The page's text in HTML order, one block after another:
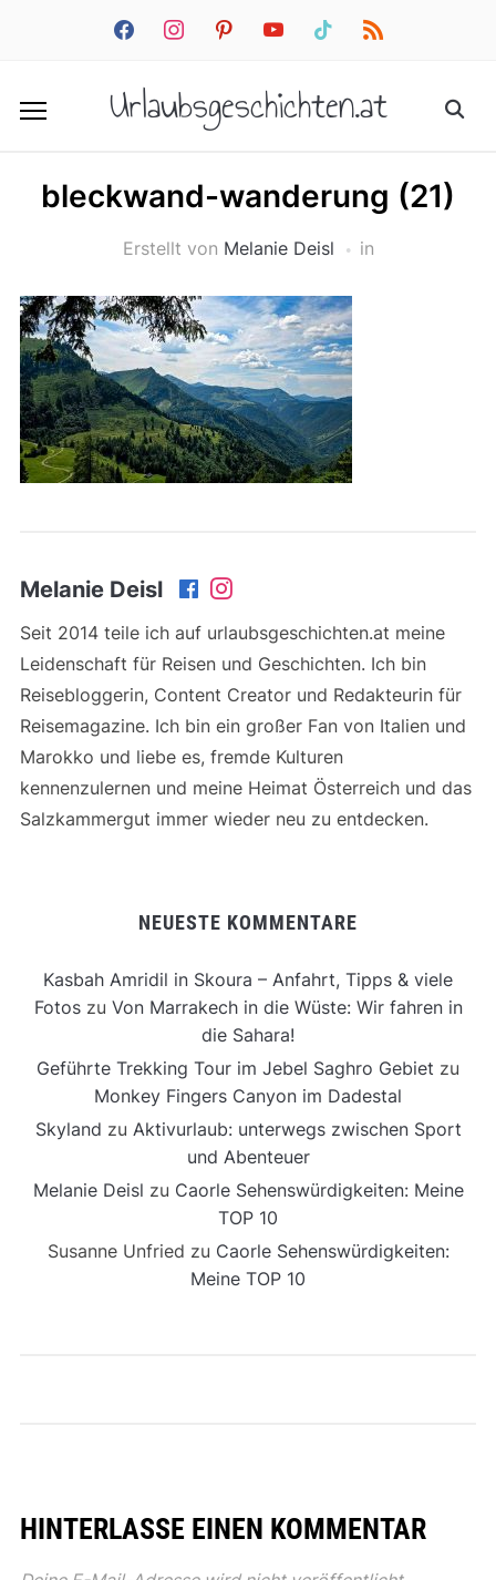
facebookinstagrampinterestyoutube tiktok rss
Urlaubsgeschichten.at
bleckwand-wanderung (21)
Erstellt von Melanie Deisl in
Melanie Deisl
Seit 2014 teile ich auf urlaubsgeschichten.at meine
Leidenschaft für Reisen und Geschichten. Ich bin
Reisebloggerin, Content Creator und Redakteurin für
Reisemagazine. Ich bin ein großer Fan von Italien und
Marokko und liebe es, fremde Kulturen
kennenzulernen und meine Heimat Österreich und das
Salzkammergut immer wieder neu zu entdecken.
NEUESTE KOMMENTARE
Kasbah Amridil in Skoura – Anfahrt, Tipps & viele
Fotoszu Von Marrakech in die Wüste: Wir fahren in
die Sahara!
Geführte Trekking Tour im Jebel Saghro Gebiet zu
Monkey Fingers Canyon im Dadestal
Skyland zu Aktivurlaub: unterwegs zwischen Sport
und Abenteuer
Melanie Deisl zu Caorle Sehenswürdigkeiten: Meine
TOP 10
Susanne Unfried zu Caorle Sehenswürdigkeiten:
Meine TOP 10
HINTERLASSE EINEN KOMMENTAR